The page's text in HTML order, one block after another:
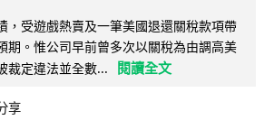
，受遊戲熱賣及一筆美國退還關稅款項帶
期。惟公司早前曾多次以關稅為由調高美
裁定違法並全數...
閱讀全文
享